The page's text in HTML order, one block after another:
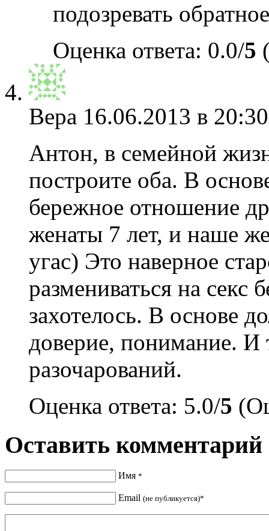
подозревать обратное
Оценка ответа: 0.0/5
Вера 16.06.2013 в
Антон, в семейной
построите оба. В
бережное отношение
женаты 7 лет, и наше
угас) Это наверное
размениваться на секс
захотелось. В основе
доверие, понимание. И
разочарований.
Оценка ответа: 5.0/5
Оставить комментарий
Имя *
Email (не публикуется)*